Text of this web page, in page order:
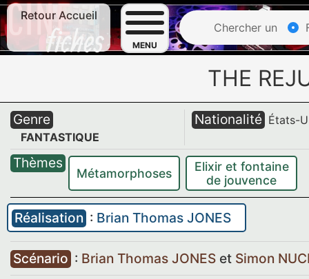
Retour Accueil
MENU
Chercher un
THE
Genre
FANTASTIQUE
Nationalité États-
Thèmes
Métamorphoses
Elixir et fontaine
de jouvence
Réalisation : Brian Thomas JONES
Scénario : Brian Thomas JONES et Simon